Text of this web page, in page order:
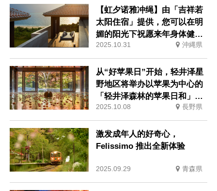
【虹夕诺雅冲绳】由「吉祥若
太阳住宿」提供，您可以在明
媚的阳光下祝愿来年身体健
康、好运连连。
2025.10.31 沖縄県
从“好苹果日”开始，轻井泽星
野地区将举办以苹果为中心的
「轻井泽森林的苹果日和」活
动
2025.10.08 長野県
激发成年人的好奇心，
Felissimo 推出全新体验
2025.09.29 青森県